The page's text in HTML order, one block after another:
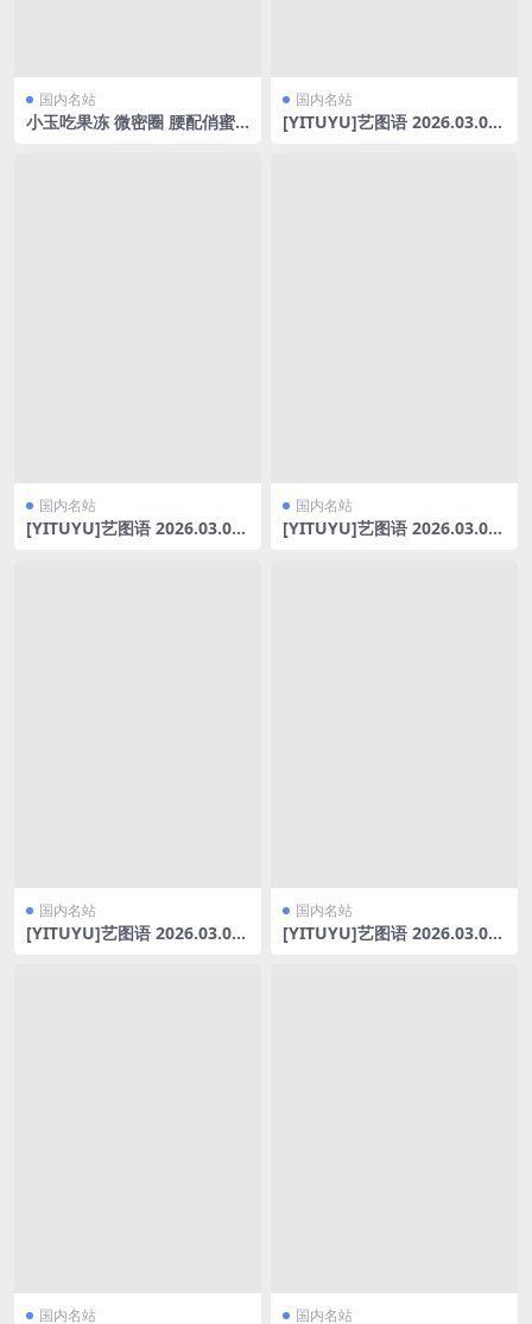
国内名站
小玉吃果冻 微密圈 腰配俏蜜
国内名站
[YITUYU]艺图语 2026.03.07
国内名站
[YITUYU]艺图语 2026.03.06
国内名站
[YITUYU]艺图语 2026.03.06
国内名站
[YITUYU]艺图语 2026.03.05
国内名站
[YITUYU]艺图语 2026.03.04
国内名站 国内名站